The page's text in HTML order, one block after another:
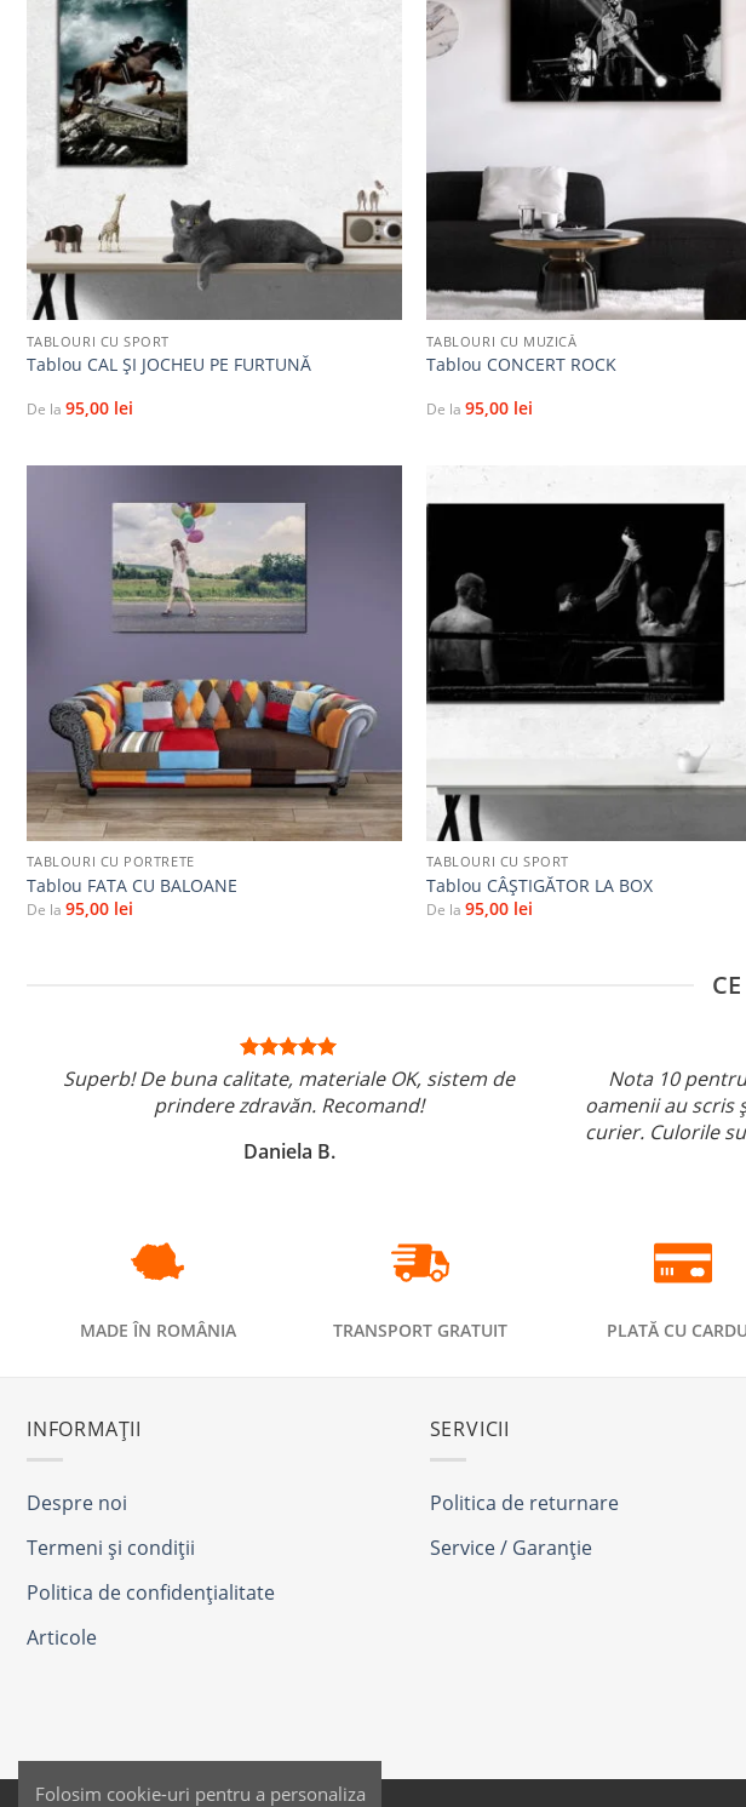
TABLOURI CU SPORT
Tablou CAL ȘI JOCHEU PE FURTUNĂ
De la 95,00 lei
+
TABLOURI CU MUZICĂ
Tablou CONCERT ROCK
De la 95,00 lei
+
TABLOURI CU PORTRETE
Tablou FATA CU BALOANE
De la 95,00 lei
+
TABLOURI CU SPORT
Tablou CÂȘTIGĂTOR LA BOX
De la 95,00 lei
Superb! De buna calitate, materiale OK, sistem de
prindere zdravăn. Recomand!
Daniela B.
Nota 10
oamenii au scris
curier. Culorile
MADE ÎN ROMÂNIA TRANSPORT GRATUIT PLATĂ CU
INFORMAȚII
Despre noi
Termeni și condiții
Politica de confidențialitate
Articole
SERVICII
Politica de returnare
Service / Garanție
Folosim cookie-uri pentru a personaliza